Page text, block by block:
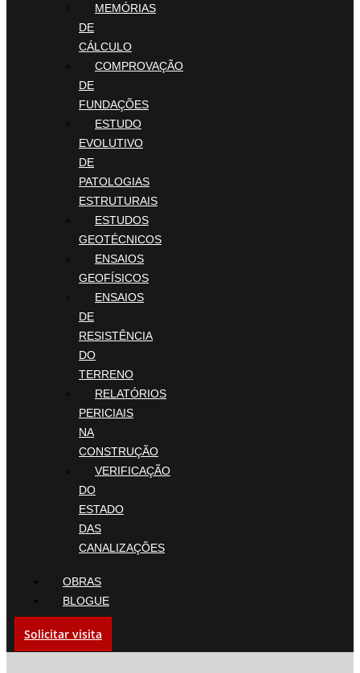
MEMÓRIAS
DE
CÁLCULO
COMPROVAÇÃO
DE
FUNDAÇÕES
ESTUDO
EVOLUTIVO
DE
PATOLOGIAS
ESTRUTURAIS
ESTUDOS
GEOTÉCNICOS
ENSAIOS
GEOFÍSICOS
ENSAIOS
DE
RESISTÊNCIA
DO
TERRENO
RELATÓRIOS
PERICIAIS
NA
CONSTRUÇÃO
VERIFICAÇÃO
DO
ESTADO
DAS
CANALIZAÇÕES
OBRAS
BLOGUE
Solicitar visita